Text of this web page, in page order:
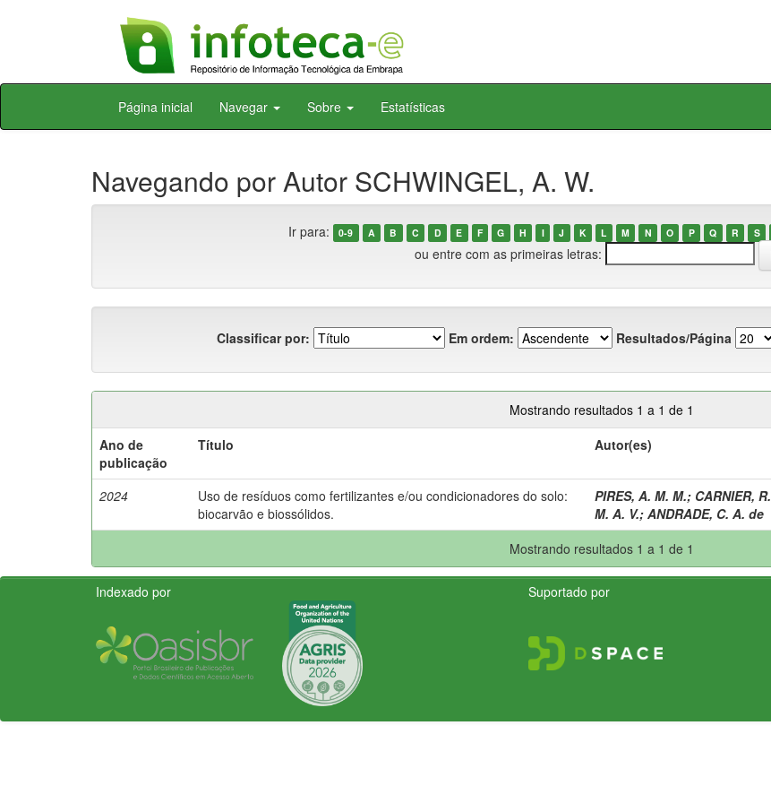
Skip
Página inicial Navegar Sobre Estatísticas
Navegando por Autor SCHWINGEL, A. W.
Ir para: 0-9 A B C D E F G H I J K L M N O P Q R S
ou entre com as primeiras letras:
Classificar por: Em ordem: Resultados/Página
Mostrando resultados 1 a 1 de 1
Ano de
publicação
Título Autor(es)
2024
Uso de resíduos como fertilizantes e/ou condicionadores do solo:
biocarvão e biossólidos.
PIRES, A. M. M.; CARNIER, R.
M. A. V.; ANDRADE, C. A. de
Mostrando resultados 1 a 1 de 1
Indexado por Suportado por